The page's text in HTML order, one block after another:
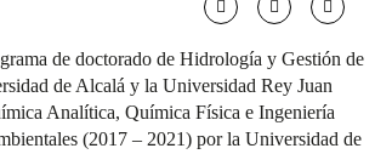
de doctorado de Hidrología y Gestión de
de Alcalá y la Universidad Rey Juan
Analítica, Química Física e Ingeniería
(2017 – 2021) por la Universidad de